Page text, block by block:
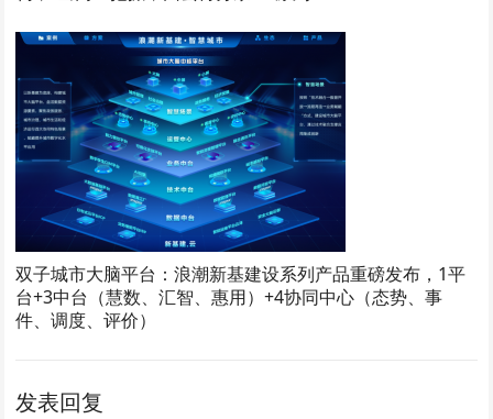
双子城市大脑平台：浪潮新基建设系列产品重磅发布，1平
台+3中台（慧数、汇智、惠用）+4协同中心（态势、事
件、调度、评价）
发表回复